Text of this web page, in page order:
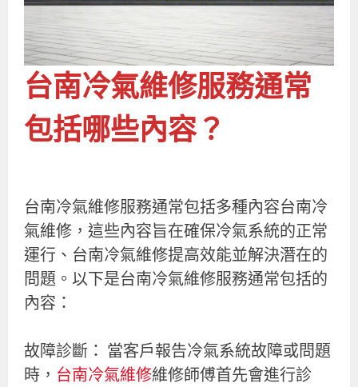
台南冷氣維修服務通常
包括哪些內容？
台南冷氣維修服務通常包括多種內容台南冷
氣維修，這些內容旨在確保冷氣系統的正常
運行、台南冷氣維修提高效能並解決潛在的
問題。以下是台南冷氣維修服務通常包括的
內容：
故障診斷： 當客戶報告冷氣系統故障或問題
時， 台南冷氣維修維修師傅首先會進行診